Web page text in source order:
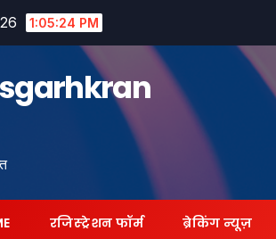
1:05:25 PM
रजिस्ट्रेशन फॉर्म ब्रेकिंग न्यूज़